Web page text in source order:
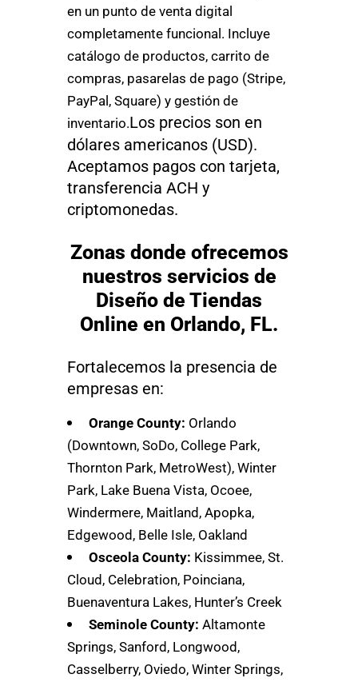
en un punto de venta digital
completamente funcional. Incluye
catálogo de productos, carrito de
compras, pasarelas de pago (Stripe,
PayPal, Square) y gestión de
inventario.Los precios son en
dólares americanos (USD).
Aceptamos pagos con tarjeta,
transferencia ACH y
criptomonedas.
Zonas donde ofrecemos
nuestros servicios de
Diseño de Tiendas
Online en Orlando, FL.
Fortalecemos la presencia de
empresas en:
Orange County: Orlando
(Downtown, SoDo, College Park,
Thornton Park, MetroWest), Winter
Park, Lake Buena Vista, Ocoee,
Windermere, Maitland, Apopka,
Edgewood, Belle Isle, Oakland
Osceola County: Kissimmee, St.
Cloud, Celebration, Poinciana,
Buenaventura Lakes, Hunter’s Creek
Seminole County: Altamonte
Springs, Sanford, Longwood,
Casselberry, Oviedo, Winter Springs,